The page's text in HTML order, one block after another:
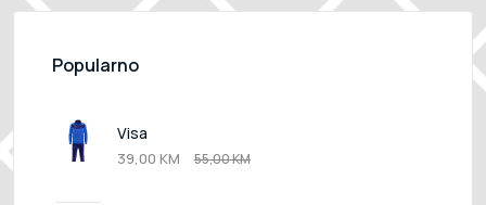
Popularno
Visa
39,00 KM 55,00 KM